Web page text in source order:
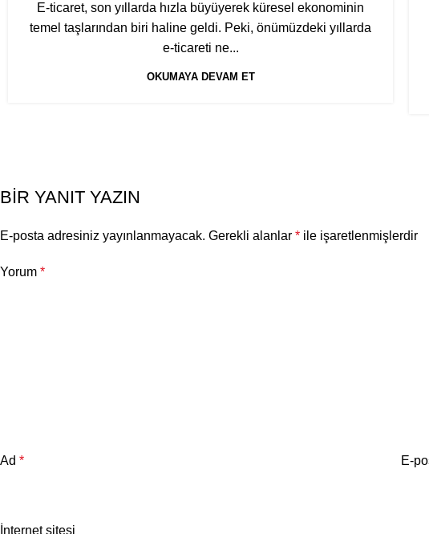
E-ticaret, son yıllarda hızla büyüyerek küresel ekonominin
temel taşlarından biri haline geldi. Peki, önümüzdeki yıllarda
e-ticareti ne...
OKUMAYA DEVAM ET
BIR YANIT YAZIN
E-posta adresiniz yayınlanmayacak. Gerekli alanlar * ile işaretlenmişlerdir
Yorum *
Ad * E-
İnternet sitesi